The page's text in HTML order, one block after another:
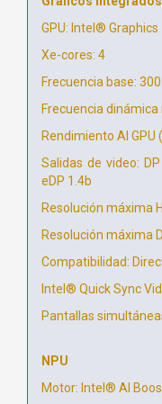
GPU: Intel® Graphics
Xe-cores: 4
Frecuencia base:
Frecuencia dinámica
Rendimiento AI GPU
Salidas de video: DP
eDP 1.4b
Resolución máxima
Resolución máxima
Compatibilidad:
Intel® Quick Sync
Pantallas
NPU
Motor: Intel® AI